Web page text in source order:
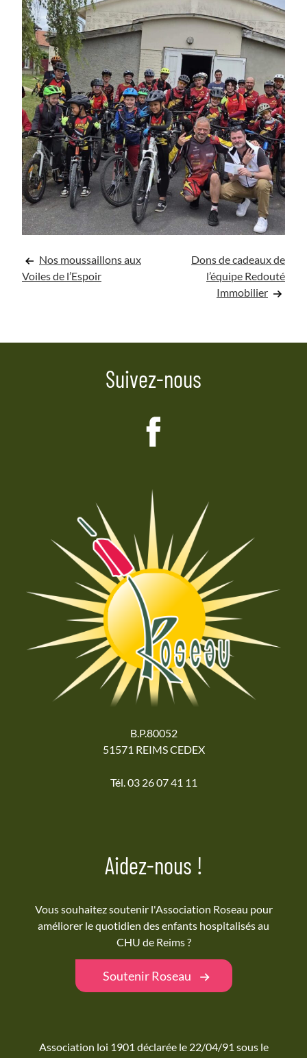
Navigation
Nos moussaillons aux
Voiles de l’Espoir
Dons de cadeaux de
l’équipe Redouté
Immobilier
Suivez-nous
B.P.80052
51571 REIMS CEDEX
Tél. 03 26 07 41 11
Aidez-nous !
Vous souhaitez soutenir l'Association Roseau pour
améliorer le quotidien des enfants hospitalisés au
CHU de Reims ?
Soutenir Roseau
Association loi 1901 déclarée le 22/04/91 sous le